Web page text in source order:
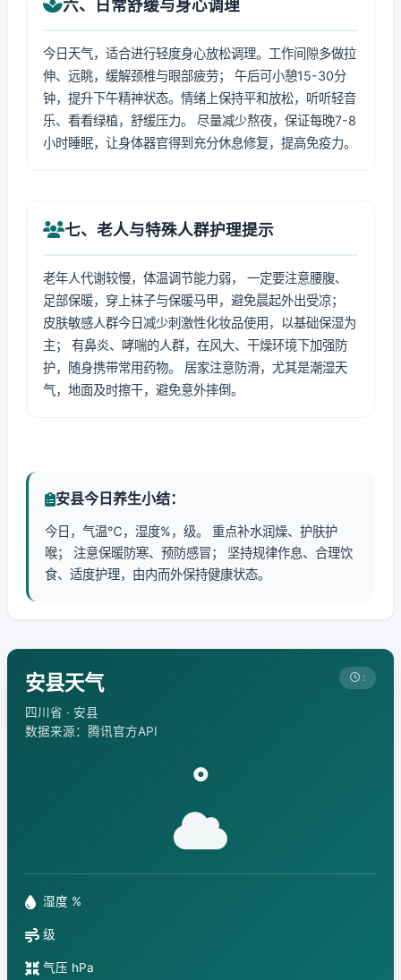
六、日常舒缓与身心调理
今日天气，适合进行轻度身心放松调理。工作间隙多做拉
伸、远眺，缓解颈椎与眼部疲劳； 午后可小憩15-30分
钟，提升下午精神状态。情绪上保持平和放松，听听轻音
乐、看看绿植，舒缓压力。 尽量减少熬夜，保证每晚7-8
小时睡眠，让身体器官得到充分休息修复，提高免疫力。
七、老人与特殊人群护理提示
老年人代谢较慢，体温调节能力弱， 一定要注意腰腹、
足部保暖，穿上袜子与保暖马甲，避免晨起外出受凉；
皮肤敏感人群今日减少刺激性化妆品使用，以基础保湿为
主； 有鼻炎、哮喘的人群，在风大、干燥环境下加强防
护，随身携带常用药物。 居家注意防滑，尤其是潮湿天
气，地面及时擦干，避免意外摔倒。
安县今日养生小结：
今日，气温℃，湿度%，级。 重点补水润燥、护肤护
喉； 注意保暖防寒、预防感冒； 坚持规律作息、合理饮
食、适度护理，由内而外保持健康状态。
安县天气
四川省 · 安县
数据来源：腾讯官方API
:
°
湿度 %
级
气压 hPa